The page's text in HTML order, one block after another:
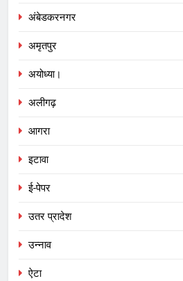
अंबेडकरनगर
अमृतपुर
अयोध्या।
अलीगढ़
आगरा
इटावा
ई-पेपर
उतर प्रादेश
उन्नाव
ऐटा